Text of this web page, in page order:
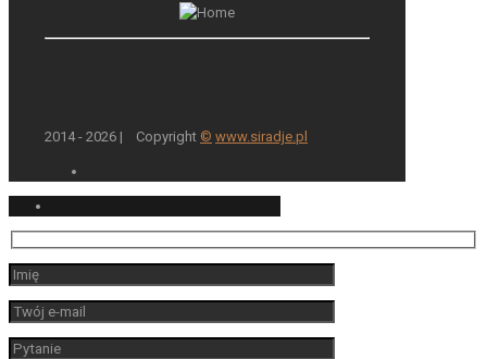
2014 - 2026 | Copyright © www.siradje.pl